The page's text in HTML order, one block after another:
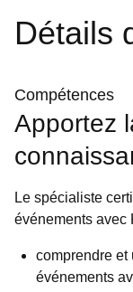
Détails
Compétences
Apportez
Le spécialiste
événements avec
comprendre
événements